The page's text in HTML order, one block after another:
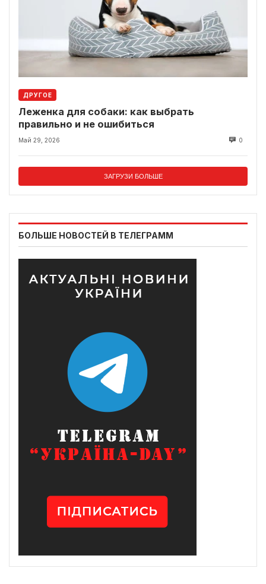
ДРУГОЕ
Леженка для собаки: как выбрать
правильно и не ошибиться
Май 29, 2026 0
ЗАГРУЗИ БОЛЬШЕ
БОЛЬШЕ НОВОСТЕЙ В ТЕЛЕГРАММ